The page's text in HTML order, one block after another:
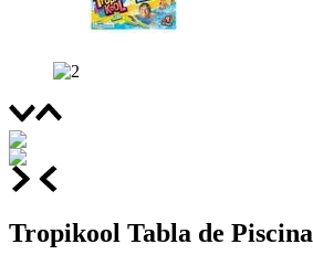
Tropikool Tabla de Piscina